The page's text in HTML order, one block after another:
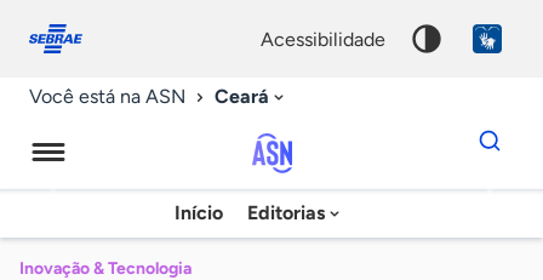
conosco
acessibilidade
Você está na ASN Ceará
Agência
Sebrae
Início Editorias
Dados
para
chave
Inovação & Tecnologia